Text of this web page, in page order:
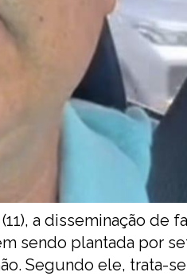
a disseminação de
sendo plantada por
Segundo ele, trata-